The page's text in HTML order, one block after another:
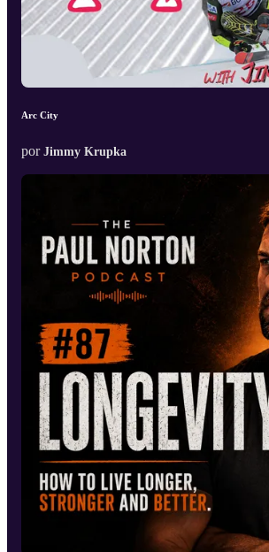
Arc City
por Jimmy Krupka